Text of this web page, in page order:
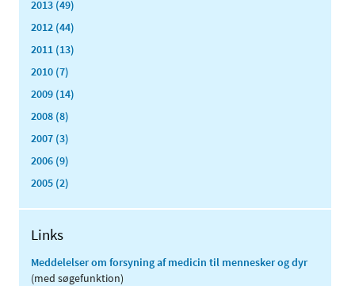
2013 (49)
2012 (44)
2011 (13)
2010 (7)
2009 (14)
2008 (8)
2007 (3)
2006 (9)
2005 (2)
Links
Meddelelser om forsyning af medicin til mennesker og dyr
(med søgefunktion)